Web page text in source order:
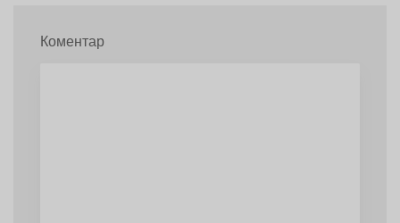
Коментар